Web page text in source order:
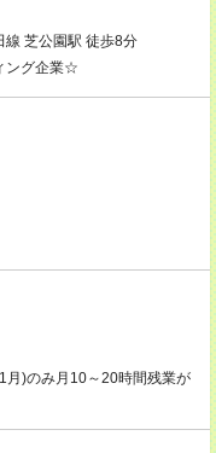
芝公園駅 徒歩8分
ング企業☆
)のみ月10～20時間残業が